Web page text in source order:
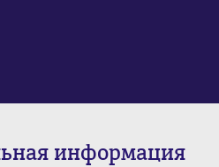
информация